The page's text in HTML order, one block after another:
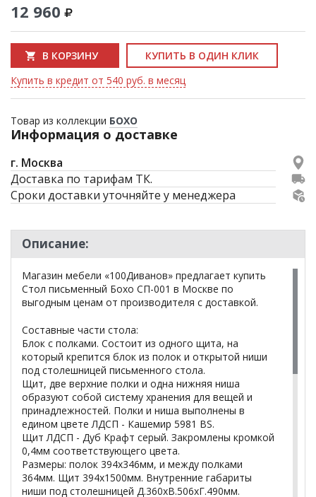
12 960
В КОРЗИНУ
КУПИТЬ В ОДИН КЛИК
Купить в кредит от 540 руб. в месяц
Товар из коллекции БОХО
Информация о доставке
г. Москва
Доставка по тарифам ТК.
Сроки доставки уточняйте у менеджера
Описание:
Магазин мебели «100Диванов» предлагает купить
Стол письменный Бохо СП-001 в Москве по
выгодным ценам от производителя с доставкой.
Составные части стола:
Блок с полками. Состоит из одного щита, на
который крепится блок из полок и открытой ниши
под столешницей письменного стола.
Щит, две верхние полки и одна нижняя ниша
образуют собой систему хранения для вещей и
принадлежностей. Полки и ниша выполнены в
едином цвете ЛДСП - Кашемир 5981 BS.
Щит ЛДСП - Дуб Крафт серый. Закромлены кромкой
0,4мм соответствующего цвета.
Размеры: полок 394х346мм, и между полками
364мм. Щит 394х1500мм. Внутренние габариты
ниши под столешницей Д.360хВ.506хГ.490мм.